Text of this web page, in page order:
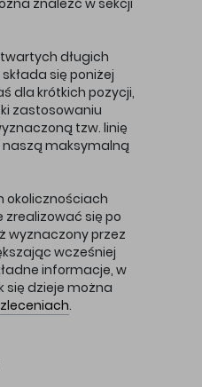
długich
się poniżej
dla krótkich pozycji,
zastosowaniu
tzw. linię
naszą maksymalną
okolicznościach
zrealizować się po
wyznaczony przez
wcześniej
informacje, w
się dzieje można
.